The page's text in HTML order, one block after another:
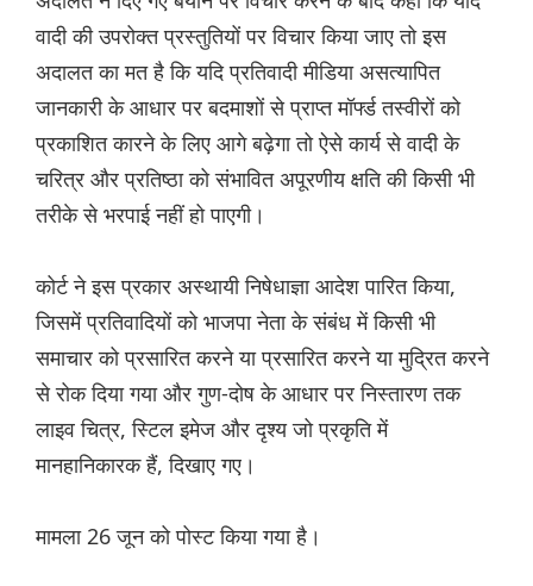
वादी की उपरोक्त प्रस्तुत‌ियों पर विचार किया जाए तो इस
अदालत का मत है कि यदि प्रतिवादी मीडिया असत्यापित
जानकारी के आधार पर बदमाशों से प्राप्त मॉर्फ्ड तस्वीरों को
प्रकाशित कारने के लिए आगे बढ़ेगा तो ऐसे कार्य से वादी के
चरित्र और प्रतिष्ठा को संभावित अपूरणीय क्षति की किसी भी
तरीके से भरपाई नहीं हो पाएगी।
कोर्ट ने इस प्रकार अस्थायी निषेधाज्ञा आदेश पारित किया,
जिसमें प्रतिवादियों को भाजपा नेता के संबंध में किसी भी
समाचार को प्रसारित करने या प्रसारित करने या मुद्रित करने
से रोक दिया गया और गुण-दोष के आधार पर निस्तारण तक
लाइव चित्र, स्टिल इमेज और दृश्य जो प्रकृति में
मानहानिकारक हैं, दिखाए गए।
मामला 26 जून को पोस्ट किया गया है।